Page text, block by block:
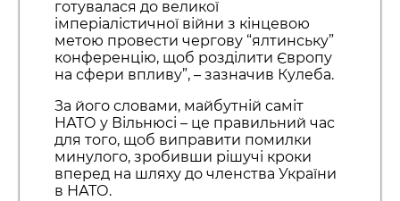
готувалася до великої
імперіалістичної війни з кінцевою
метою провести чергову “ялтинську”
конференцію, щоб розділити Європу
на сфери впливу”, – зазначив Кулеба.
За його словами, майбутній саміт
НАТО у Вільнюсі – це правильний час
для того, щоб виправити помилки
минулого, зробивши рішучі кроки
вперед на шляху до членства України
в НАТО.